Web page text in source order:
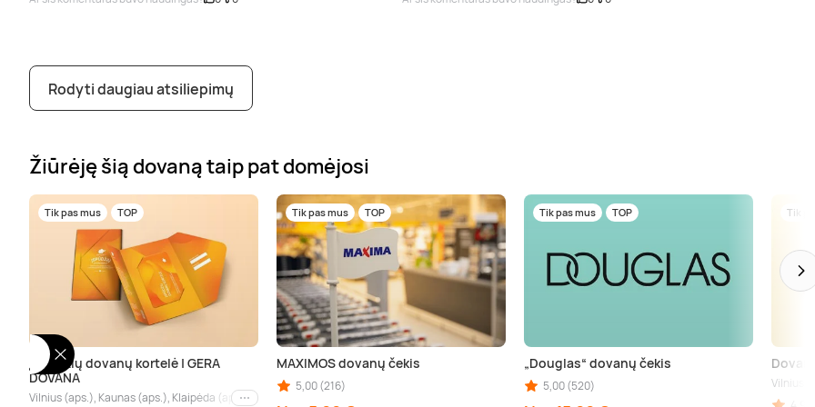
Rodyti daugiau atsiliepimų
Žiūrėję šią dovaną taip pat domėjosi
Tik pas mus TOP
Įspūdžių dovanų kortelė | GERA
DOVANA
Vilnius (aps.), Kaunas (aps.), Klaipėda (aps.), Palanga (aps.), Nida (aps.), Druskininkai (aps.), Birštonas (aps.), Trakai (aps.), Šiauliai (aps.), Kupiškis (aps.),
Tik pas mus TOP
MAXIMOS dovanų čekis
5,00 (216)
Tik pas mus TOP
„Douglas“ dovanų čekis
5,00 (520)
Tik
Vilnius